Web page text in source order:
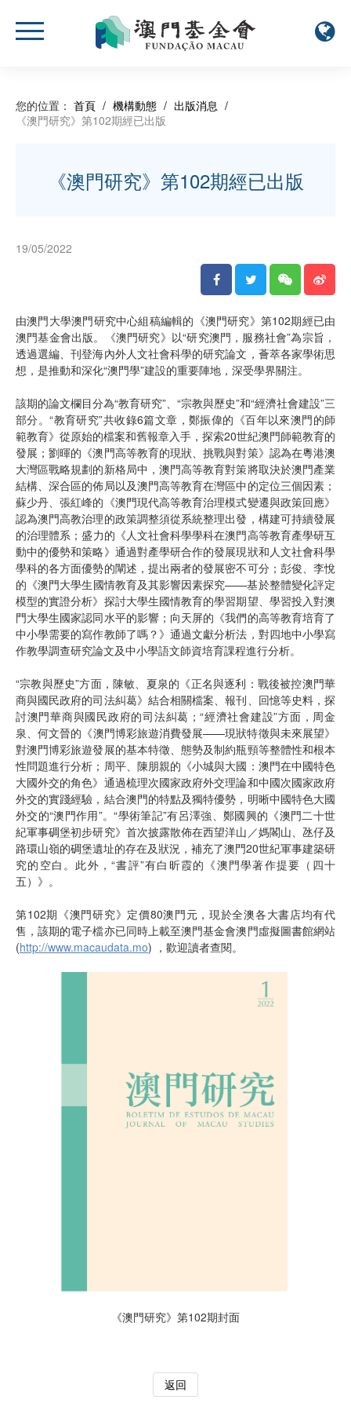
您的位置： 首頁 / 機構動態 / 出版消息 /
《澳門研究》第102期經已出版
《澳門研究》第102期經已出版
19/05/2022
由澳門大學澳門研究中心組稿編輯的《澳門研究》第102期經已由
澳門基金會出版。《澳門研究》以“研究澳門，服務社會”為宗旨，
透過選編、刊登海內外人文社會科學的研究論文，薈萃各家學術思
想，是推動和深化“澳門學”建設的重要陣地，深受學界關注。
該期的論文欄目分為“教育研究”、“宗教與歷史”和“經濟社會建設”三
部分。“教育研究”共收錄6篇文章，鄭振偉的《百年以來澳門的師
範教育》從原始的檔案和舊報章入手，探索20世紀澳門師範教育的
發展；劉暉的《澳門高等教育的現狀、挑戰與對策》認為在粵港澳
大灣區戰略規劃的新格局中，澳門高等教育對策將取決於澳門產業
結構、深合區的佈局以及澳門高等教育在灣區中的定位三個因素；
蘇少丹、張紅峰的《澳門現代高等教育治理模式變遷與政策回應》
認為澳門高教治理的政策調整須從系統整理出發，構建可持續發展
的治理體系；盛力的《人文社會科學學科在澳門高等教育產學研互
動中的優勢和策略》通過對產學研合作的發展現狀和人文社會科學
學科的各方面優勢的闡述，提出兩者的發展密不可分；彭俊、李悅
的《澳門大學生國情教育及其影響因素探究——基於整體變化評定
模型的實證分析》探討大學生國情教育的學習期望、學習投入對澳
門大學生國家認同水平的影響；向天屏的《我們的高等教育培育了
中小學需要的寫作教師了嗎？》通過文獻分析法，對四地中小學寫
作教學調查研究論文及中小學語文師資培育課程進行分析。
“宗教與歷史”方面，陳敏、夏泉的《正名與逐利：戰後被控澳門華
商與國民政府的司法糾葛》結合相關檔案、報刊、回憶等史料，探
討澳門華商與國民政府的司法糾葛；“經濟社會建設”方面，周金
泉、何文晉的《澳門博彩旅遊消費發展——現狀特徵與未來展望》
對澳門博彩旅遊發展的基本特徵、態勢及制約瓶頸等整體性和根本
性問題進行分析；周平、陳朋親的《小城與大國：澳門在中國特色
大國外交的角色》通過梳理次國家政府外交理論和中國次國家政府
外交的實踐經驗，結合澳門的特點及獨特優勢，明晰中國特色大國
外交的“澳門作用”。“學術筆記”有呂澤強、鄭國興的《澳門二十世
紀軍事碉堡初步研究》首次披露散佈在西望洋山／媽閣山、氹仔及
路環山嶺的碉堡遺址的存在及狀況，補充了澳門20世紀軍事建築研
究的空白。此外，“書評”有白昕霞的《澳門學著作提要（四十
五）》。
第102期《澳門研究》定價80澳門元，現於全澳各大書店均有代
售，該期的電子檔亦已同時上載至澳門基金會澳門虛擬圖書館網站
(http://www.macaudata.mo) ，歡迎讀者查閱。
《澳門研究》第102期封面
返回